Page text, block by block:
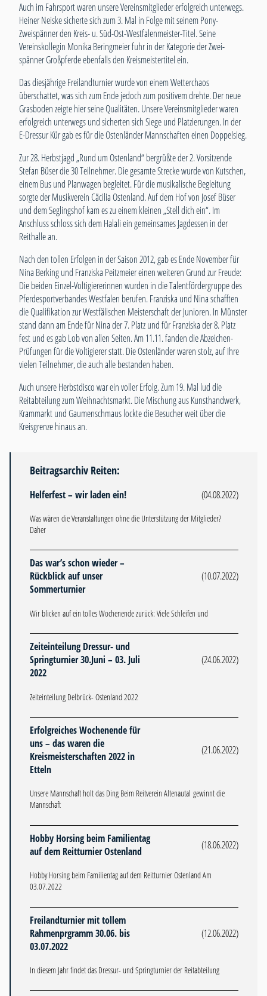
Auch im Fahrsport waren unsere Vereinsmitglieder erfolgreich unterwegs.
Heiner Neiske sicherte sich zum 3. Mal in Folge mit seinem Pony-
Zweispänner den Kreis- u. Süd-Ost-Westfalenmeister-Titel. Seine
Vereinskollegin Monika Beringmeier fuhr in der Kategorie der Zwei-
spänner Großpferde ebenfalls den Kreismeistertitel ein.
Das diesjährige Freilandturnier wurde von einem Wetterchaos
überschattet, was sich zum Ende jedoch zum positivem drehte. Der neue
Grasboden zeigte hier seine Qualitäten. Unsere Vereinsmitglieder waren
erfolgreich unterwegs und sicherten sich Siege und Platzierungen. In der
E-Dressur Kür gab es für die Ostenländer Mannschaften einen Doppelsieg.
Zur 28. Herbstjagd „Rund um Ostenland“ bergrüßte der 2. Vorsitzende
Stefan Büser die 30 Teilnehmer. Die gesamte Strecke wurde von Kutschen,
einem Bus und Planwagen begleitet. Für die musikalische Begleitung
sorgte der Musikverein Cäcilia Ostenland. Auf dem Hof von Josef Büser
und dem Seglingshof kam es zu einem kleinen „Stell dich ein“. Im
Anschluss schloss sich dem Halali ein gemeinsames Jagdessen in der
Reithalle an.
Nach den tollen Erfolgen in der Saison 2012, gab es Ende November für
Nina Berking und Franziska Peitzmeier einen weiteren Grund zur Freude:
Die beiden Einzel-Voltigiererinnen wurden in die Talentfördergruppe des
Pferdesportverbandes Westfalen berufen. Franziska und Nina schafften
die Qualifikation zur Westfälischen Meisterschaft der Junioren. In Münster
stand dann am Ende für Nina der 7. Platz und für Franziska der 8. Platz
fest und es gab Lob von allen Seiten. Am 11.11. fanden die Abzeichen-
Prüfungen für die Voltigierer statt. Die Ostenländer waren stolz, auf Ihre
vielen Teilnehmer, die auch alle bestanden haben.
Auch unsere Herbstdisco war ein voller Erfolg. Zum 19. Mal lud die
Reitabteilung zum Weihnachtsmarkt. Die Mischung aus Kunsthandwerk,
Krammarkt und Gaumenschmaus lockte die Besucher weit über die
Kreisgrenze hinaus an.
Beitragsarchiv Reiten:
Helferfest – wir laden ein! (04.08.2022)
Was wären die Veranstaltungen ohne die Unterstützung der Mitglieder?
Daher
Das war’s schon wieder –
Rückblick auf unser
Sommerturnier
(10.07.2022)
Wir blicken auf ein tolles Wochenende zurück: Viele Schleifen und
Zeiteinteilung Dressur- und
Springturnier 30.Juni – 03. Juli
2022
(24.06.2022)
Zeiteinteilung Delbrück- Ostenland 2022
Erfolgreiches Wochenende für
uns – das waren die
Kreismeisterschaften 2022 in
Etteln
(21.06.2022)
Unsere Mannschaft holt das Ding Beim Reitverein Altenautal gewinnt die
Mannschaft
Hobby Horsing beim Familientag
auf dem Reitturnier Ostenland
(18.06.2022)
Hobby Horsing beim Familientag auf dem Reitturnier Ostenland Am
03.07.2022
Freilandturnier mit tollem
Rahmenprgramm 30.06. bis
03.07.2022
(12.06.2022)
In diesem Jahr findet das Dressur- und Springturnier der Reitabteilung